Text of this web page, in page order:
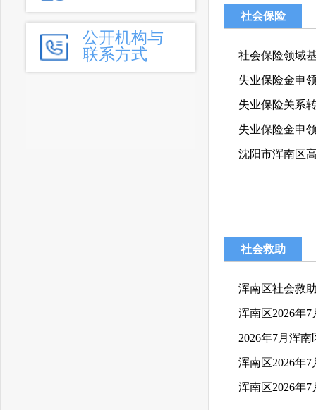
公开机构与
联系方式
社会保险
社会保险领域
失业保险金申
失业保险关系
失业保险金申
沈阳市浑南区
社会救助
浑南区社会救
浑南区2026年
2026年7月浑
浑南区2026年
浑南区2026年